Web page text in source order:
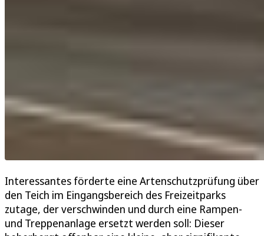
Interessantes förderte eine Artenschutzprüfung über
den Teich im Eingangsbereich des Freizeitparks
zutage, der verschwinden und durch eine Rampen-
und Treppenanlage ersetzt werden soll: Dieser